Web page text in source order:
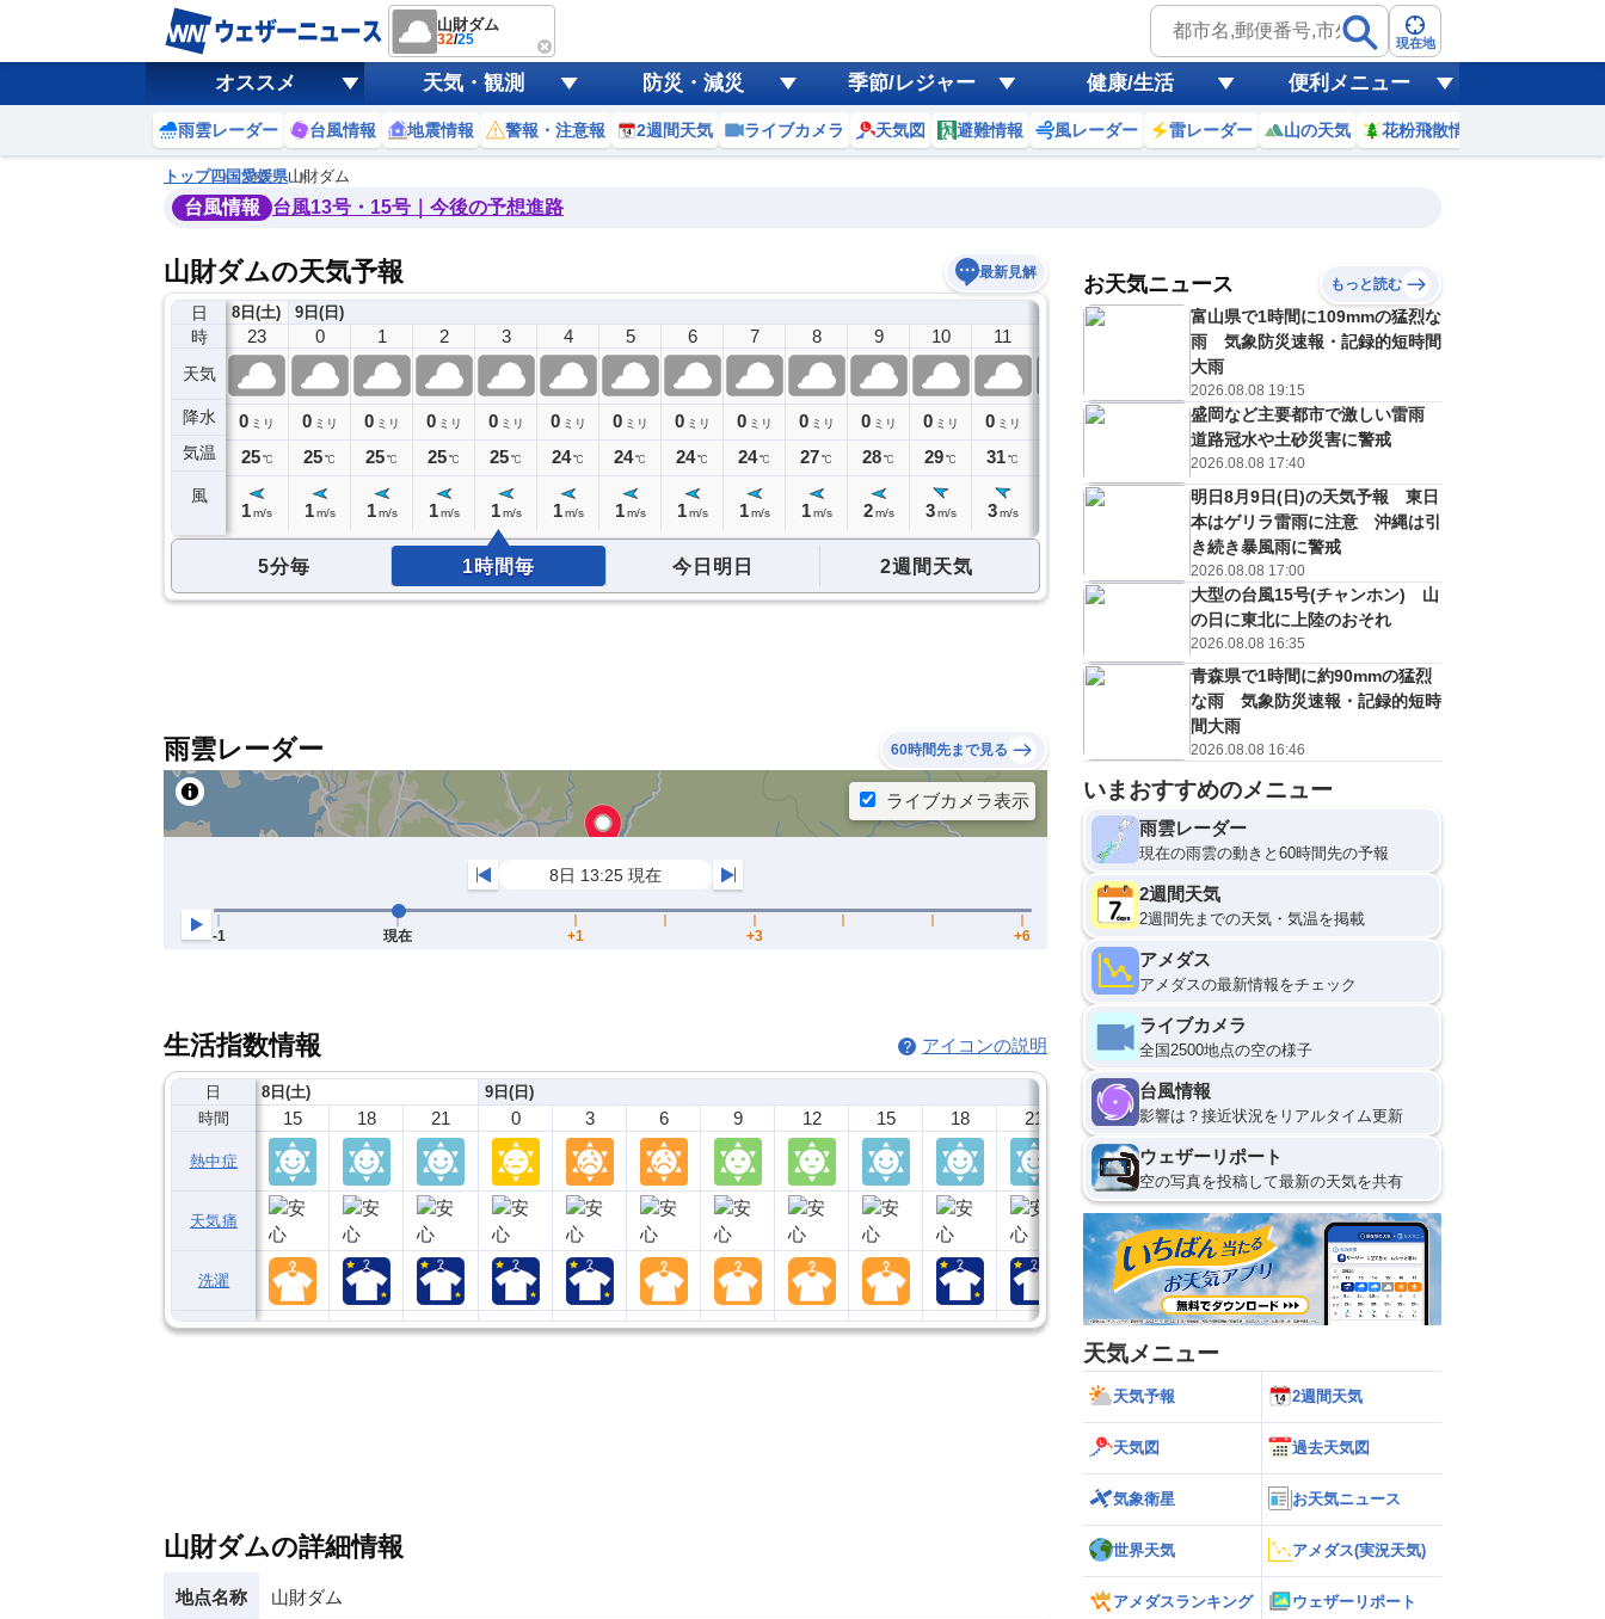
山財ダム
32/25 現在地
オススメ 天気・観測 防災・減災 季節/レジャー 健康/生活 便利メニュー
雨雲レーダー 台風情報 地震情報 警報・注意報 2週間天気 ライブカメラ 天気図 避難情報 風レーダー 雷レーダー 山の天気 花粉飛散情報
トップ四国愛媛県山財ダム
台風情報 台風13号・15号｜今後の予想進路
山財ダムの天気予報 最新見解
日
時
天気
降水
気温
風
8日(土)
22
0ミリ
25℃
23
0 ミリ
25 ℃
1m/s
9日(日)
0
0 ミリ
25℃
1 m/s
1
0 ミリ
25℃
1 m/s
2
0 ミリ
25℃
1 m/s
3
0 ミリ
25℃
1 m/s
4
0 ミリ
24℃
1 m/s
5
0 ミリ
24℃
1 m/s
6
0 ミリ
24℃
1 m/s
7
0 ミリ
24℃
1 m/s
8
0 ミリ
27℃
1 m/s
9
0 ミリ
28℃
2 m/s
10
0 ミリ
29℃
3 m/s
11
0 ミリ
31℃
3 m/s
14
ミリ
℃
m/s
15
0 ミリ
32℃
3 m/s
16
0ミリ
31
3 m/s
17
0ミリ
2 m/s
18
0
2m/s
5分毎 1時間毎 今日明日 2週間天気
雨雲レーダー 60時間先まで見る
生活指数情報 アイコンの説明
日
時間
熱中症
天気痛
洗濯
8日(土)
15 18 21
9日(日)
0 3 6 9 12 15 18 21
10日(月)
0
山財ダムの詳細情報
地点名称 山財ダム
お天気ニュース もっと読む
富山県で1時間に109mmの猛烈な
雨 気象防災速報・記録的短時間
大雨
2026.08.08 19:15
盛岡など主要都市で激しい雷雨
道路冠水や土砂災害に警戒
2026.08.08 17:40
明日8月9日(日)の天気予報 東日
本はゲリラ雷雨に注意 沖縄は引
き続き暴風雨に警戒
2026.08.08 17:00
大型の台風15号(チャンホン) 山
の日に東北に上陸のおそれ
2026.08.08 16:35
青森県で1時間に約90mmの猛烈
な雨 気象防災速報・記録的短時
間大雨
2026.08.08 16:46
いまおすすめのメニュー
雨雲レーダー
現在の雨雲の動きと60時間先の予報
2週間天気
2週間先までの天気・気温を掲載
アメダス
アメダスの最新情報をチェック
ライブカメラ
全国2500地点の空の様子
台風情報
影響は？接近状況をリアルタイム更新
ウェザーリポート
空の写真を投稿して最新の天気を共有
天気メニュー
天気予報 2週間天気
天気図 過去天気図
気象衛星 お天気ニュース
世界天気 アメダス(実況天気)
アメダスランキング ウェザーリポート